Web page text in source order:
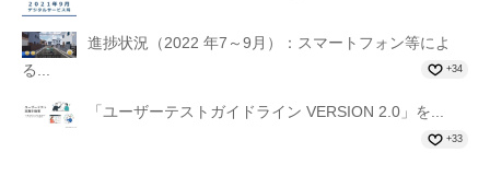
進捗状況（2022 年7～9月）：スマートフォン等によ
る...
+34
「ユーザーテストガイドライン VERSION 2.0」を...
+33